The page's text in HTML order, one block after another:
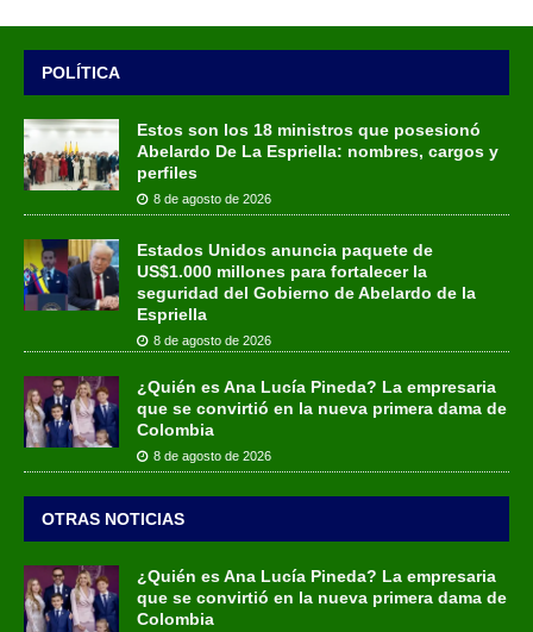
POLÍTICA
Estos son los 18 ministros que posesionó
Abelardo De La Espriella: nombres, cargos y
perfiles
8 de agosto de 2026
Estados Unidos anuncia paquete de
US$1.000 millones para fortalecer la
seguridad del Gobierno de Abelardo de la
Espriella
8 de agosto de 2026
¿Quién es Ana Lucía Pineda? La empresaria
que se convirtió en la nueva primera dama de
Colombia
8 de agosto de 2026
OTRAS NOTICIAS
¿Quién es Ana Lucía Pineda? La empresaria
que se convirtió en la nueva primera dama de
Colombia